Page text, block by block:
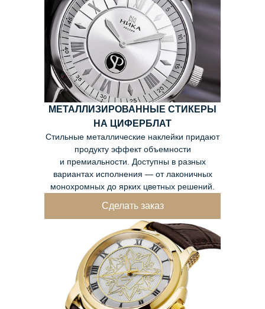
МЕТАЛЛИЗИРОВАННЫЕ СТИКЕРЫ
НА ЦИФЕРБЛАТ
Стильные металлические наклейки придают
продукту эффект объемности
и премиальности. Доступны в разных
вариантах исполнения — от лаконичных
монохромных до ярких цветных решений.
Сделать заказ